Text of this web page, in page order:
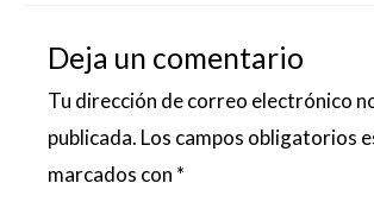
Deja un comentario
Tu dirección de correo electrónico
publicada. Los campos obligatorios
marcados con *